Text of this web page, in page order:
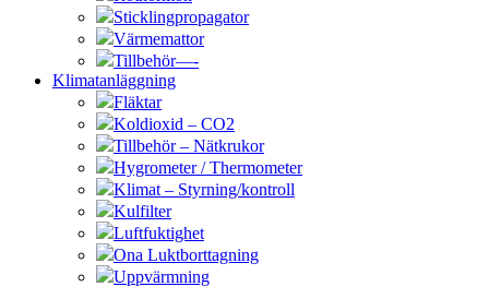
Sticklingpropagator
Värmemattor
Tillbehör—-
Klimatanläggning
Fläktar
Koldioxid – CO2
Tillbehör – Nätkrukor
Hygrometer / Thermometer
Klimat – Styrning/kontroll
Kulfilter
Luftfuktighet
Ona Luktborttagning
Uppvärmning